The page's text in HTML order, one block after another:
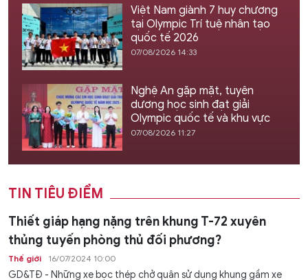
Việt Nam giành 7 huy chương
tại Olympic Trí tuệ nhân tạo
quốc tế 2026
07/08/2026 14:33
Nghệ An gặp mặt, tuyên
dương học sinh đạt giải
Olympic quốc tế và khu vực
07/08/2026 11:27
TIN TIÊU ĐIỂM
Thiết giáp hạng nặng trên khung T-72 xuyên
thủng tuyến phòng thủ đối phương?
Thế giới 16/07/2024 10:00
GD&TĐ - Những xe bọc thép chở quân sử dụng khung gầm xe